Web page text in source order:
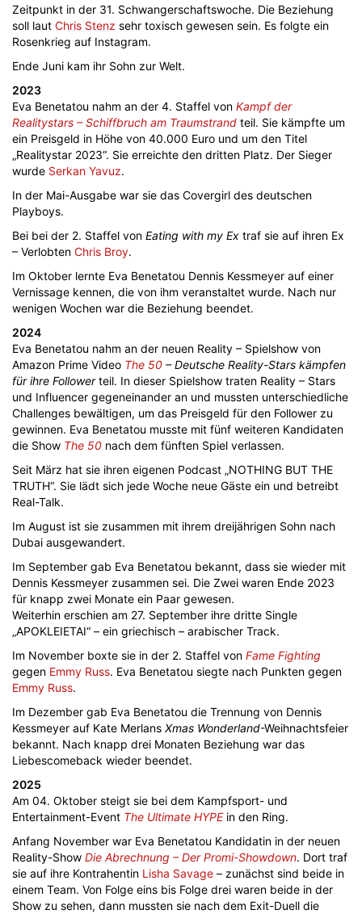
Zeitpunkt in der 31. Schwangerschaftswoche. Die Beziehung
soll laut Chris Stenz sehr toxisch gewesen sein. Es folgte ein
Rosenkrieg auf Instagram.
Ende Juni kam ihr Sohn zur Welt.
2023
Eva Benetatou nahm an der 4. Staffel von Kampf der
Realitystars – Schiffbruch am Traumstrand teil. Sie kämpfte um
ein Preisgeld in Höhe von 40.000 Euro und um den Titel
„Realitystar 2023“. Sie erreichte den dritten Platz. Der Sieger
wurde Serkan Yavuz.
In der Mai-Ausgabe war sie das Covergirl des deutschen
Playboys.
Bei bei der 2. Staffel von Eating with my Ex traf sie auf ihren Ex
– Verlobten Chris Broy.
Im Oktober lernte Eva Benetatou Dennis Kessmeyer auf einer
Vernissage kennen, die von ihm veranstaltet wurde. Nach nur
wenigen Wochen war die Beziehung beendet.
2024
Eva Benetatou nahm an der neuen Reality – Spielshow von
Amazon Prime Video The 50 – Deutsche Reality-Stars kämpfen
für ihre Followerteil. In dieser Spielshow traten Reality – Stars
und Influencer gegeneinander an und mussten unterschiedliche
Challenges bewältigen, um das Preisgeld für den Follower zu
gewinnen. Eva Benetatou musste mit fünf weiteren Kandidaten
die Show The 50 nach dem fünften Spiel verlassen.
Seit März hat sie ihren eigenen Podcast „NOTHING BUT THE
TRUTH“. Sie lädt sich jede Woche neue Gäste ein und betreibt
Real-Talk.
Im August ist sie zusammen mit ihrem dreijährigen Sohn nach
Dubai ausgewandert.
Im September gab Eva Benetatou bekannt, dass sie wieder mit
Dennis Kessmeyer zusammen sei. Die Zwei waren Ende 2023
für knapp zwei Monate ein Paar gewesen.
Weiterhin erschien am 27. September ihre dritte Single
„APOKLEIETAI“ – ein griechisch – arabischer Track.
Im November boxte sie in der 2. Staffel von Fame Fighting
gegen Emmy Russ. Eva Benetatou siegte nach Punkten gegen
Emmy Russ.
Im Dezember gab Eva Benetatou die Trennung von Dennis
Kessmeyer auf Kate Merlans Xmas Wonderland-Weihnachtsfeier
bekannt. Nach knapp drei Monaten Beziehung war das
Liebescomeback wieder beendet.
2025
Am 04. Oktober steigt sie bei dem Kampfsport- und
Entertainment-Event The Ultimate HYPE in den Ring.
Anfang November war Eva Benetatou Kandidatin in der neuen
Reality-Show Die Abrechnung – Der Promi-Showdown. Dort traf
sie auf ihre Kontrahentin Lisha Savage – zunächst sind beide in
einem Team. Von Folge eins bis Folge drei waren beide in der
Show zu sehen, dann mussten sie nach dem Exit-Duell die